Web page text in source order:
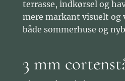
terrasse, indkørsel og
mere markant visuelt og
både sommerhuse og
3 mm